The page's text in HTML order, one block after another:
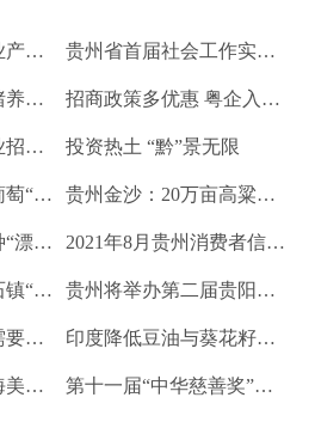
贵定县开展现代农业产业“稻+N”田间示范技术培训 贵州省首届社会工作实务技能大赛启动
贵州福泉：推进生猪养殖现代化 开创产业发展新格局 招商政策多优惠 粤企入黔得实惠
粤黔东西部协作产业招商对接会将于9月8日举行 投资热土 “黔”景无限
毕节七星关区林口葡萄“卖”进羊城 贵州金沙：20万亩高粱、2.67万亩烤烟喜获丰收
贵州一农民鱼塘试种“漂浮水稻”获成功 亩产千斤稻谷 2021年8月贵州消费者信心及健康指数创下新高
松桃苗族自治县盘石镇“三驾马车”拉出人民群众平安幸福生活 贵州将举办第二届贵阳工业博览会
这是每个大学生都需要的1个金融工具 印度降低豆油与葵花籽油进口税以平息价格
贵州天柱：秋日云海美如画 第十一届“中华慈善奖”揭晓 贵州2企业1项目1人获奖